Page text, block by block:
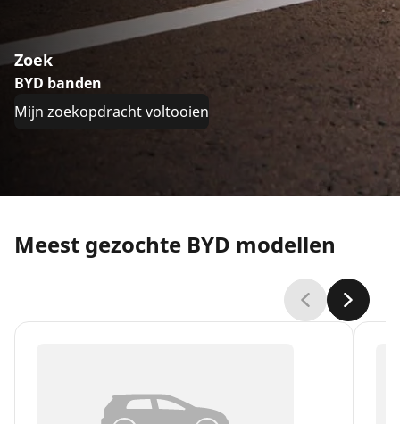
Zoek
BYD banden
Mijn zoekopdracht voltooien
Meest gezochte BYD modellen